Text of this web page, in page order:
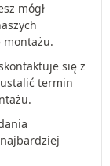
mógł
montażu.
się z
termin